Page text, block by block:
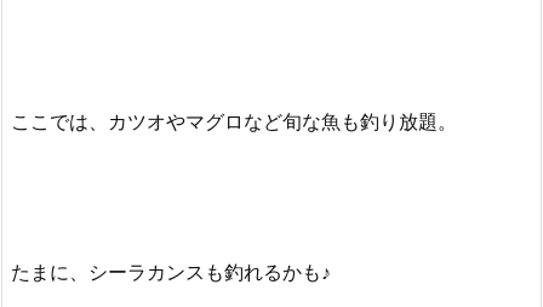
ここでは、カツオやマグロなど旬な魚も釣り放題。
たまに、シーラカンスも釣れるかも♪